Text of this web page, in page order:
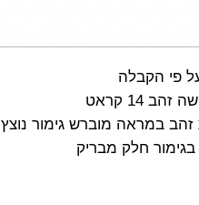
פי הקבלה
14 קראט
במראה מוברש גימור נוצץ
חלק מבריק